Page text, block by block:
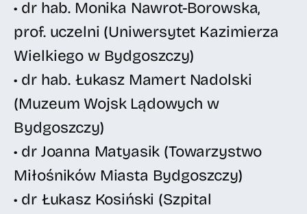
• dr hab. Monika Nawrot-Borowska,
prof. uczelni (Uniwersytet Kazimierza
Wielkiego w Bydgoszczy)
• dr hab. Łukasz Mamert Nadolski
(Muzeum Wojsk Lądowych w
Bydgoszczy)
• dr Joanna Matyasik (Towarzystwo
Miłośników Miasta Bydgoszczy)
• dr Łukasz Kosiński (Szpital